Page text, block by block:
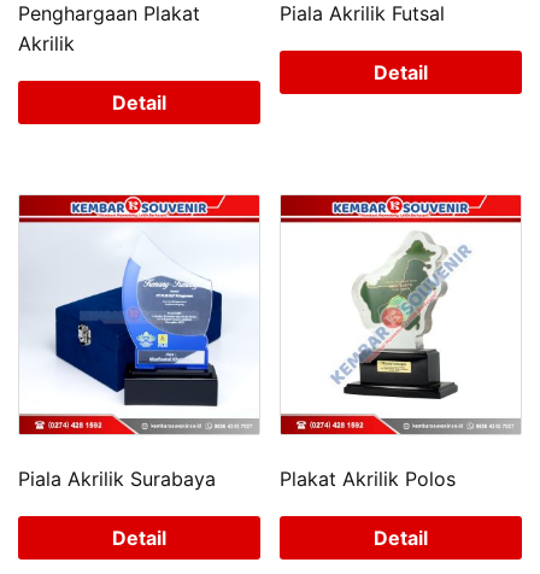
Penghargaan Plakat
Akrilik
Detail
Piala Akrilik Futsal
Detail
Piala Akrilik Surabaya
Detail
Plakat Akrilik Polos
Detail